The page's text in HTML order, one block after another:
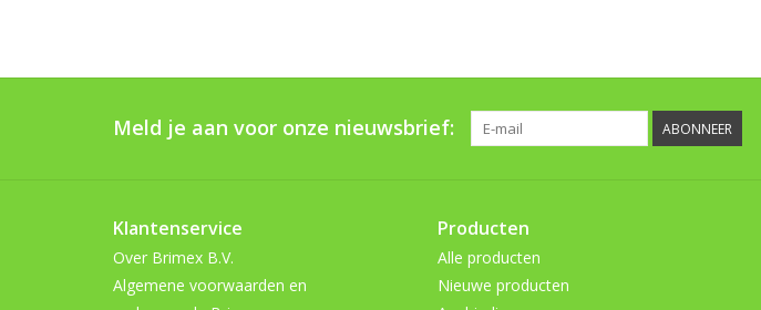
Meld je aan voor onze nieuwsbrief: ABONNEER
Klantenservice
Over Brimex B.V.
Algemene voorwaarden en
Producten
Alle producten
Nieuwe producten